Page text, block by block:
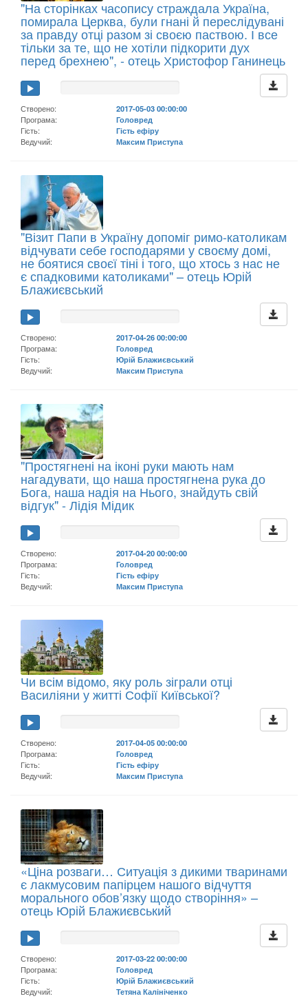
"На сторінках часопису страждала Україна,
помирала Церква, були гнані й переслідувані
за правду отці разом зі своєю паствою. І все
тільки за те, що не хотіли підкорити дух
перед брехнею", - отець Христофор Ганинець
Створено:
2017-05-03 00:00:00
Програма:
Головред
Гість:
Гість ефіру
Ведучий:
Максим Приступа
"Візит Папи в Україну допоміг римо-католикам
відчувати себе господарями у своєму домі,
не боятися своєї тіні і того, що хтось з нас не
є спадковими католиками" – отець Юрій
Блажиєвський
Створено:
2017-04-26 00:00:00
Програма:
Головред
Гість:
Юрій Блажиєвський
Ведучий:
Максим Приступа
"Простягнені на іконі руки мають нам
нагадувати, що наша простягнена рука до
Бога, наша надія на Нього, знайдуть свій
відгук" - Лідія Мідик
Створено:
2017-04-20 00:00:00
Програма:
Головред
Гість:
Гість ефіру
Ведучий:
Максим Приступа
Чи всім відомо, яку роль зіграли отці
Василіяни у житті Софії Київської?
Створено:
2017-04-05 00:00:00
Програма:
Головред
Гість:
Гість ефіру
Ведучий:
Максим Приступа
«Ціна розваги… Ситуація з дикими тваринами
є лакмусовим папірцем нашого відчуття
морального обов’язку щодо створіння» –
отець Юрій Блажиєвський
Створено:
2017-03-22 00:00:00
Програма:
Головред
Гість:
Юрій Блажиєвський
Ведучий:
Тетяна Калініченко